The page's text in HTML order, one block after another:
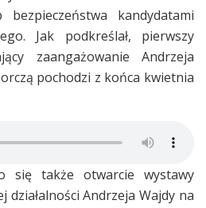
bezpieczeństwa kandydatami
Jak podkreślał, pierwszy
zaangażowanie Andrzeja
pochodzi z końca kwietnia
się także otwarcie wystawy
działalności Andrzeja Wajdy na